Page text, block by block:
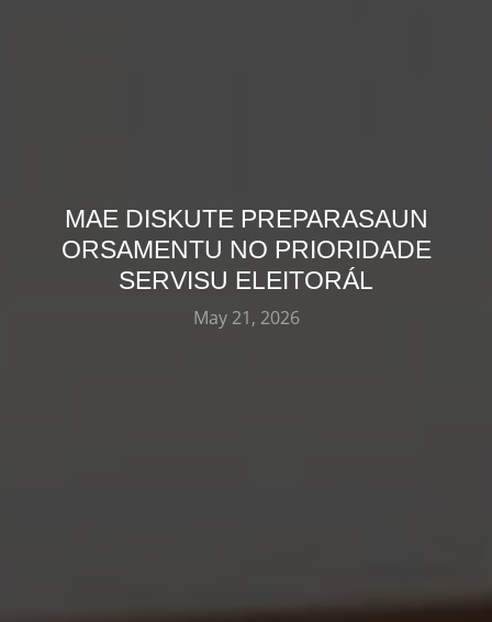
MAE DISKUTE PREPARASAUN
ORSAMENTU NO PRIORIDADE
SERVISU ELEITORÁL
May 21, 2026